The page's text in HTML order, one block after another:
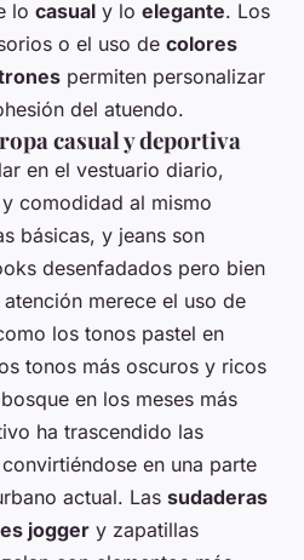
lo casual y lo elegante. Los
o el uso de colores
permiten personalizar
del atuendo.
casual y deportiva
en el vestuario diario,
comodidad al mismo
básicas, y jeans son
desenfadados pero bien
merece el uso de
los tonos pastel en
tonos más oscuros y ricos
en los meses más
ha trascendido las
en una parte
actual. Las sudaderas
jogger y zapatillas